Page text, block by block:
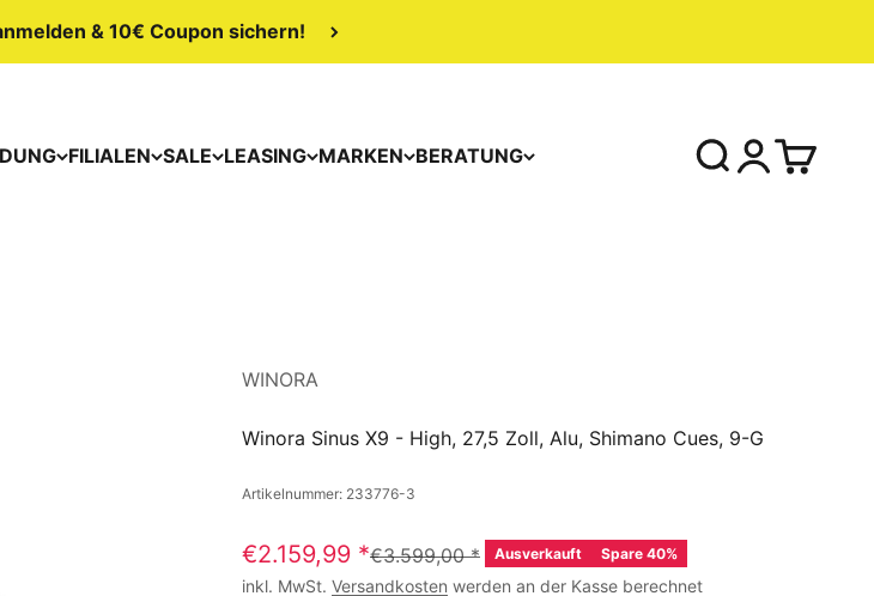
& 10€ Coupon sichern!
FILIALEN SALE LEASING MARKEN BERATUNG
WINORA
Winora Sinus X9 - High, 27,5 Zoll, Alu, Shimano Cues, 9-G
Artikelnummer: 233776-3
€2.159,99 *€3.599,00* Ausverkauft Spare 40%
inkl. MwSt. Versandkosten werden an der Kasse berechnet